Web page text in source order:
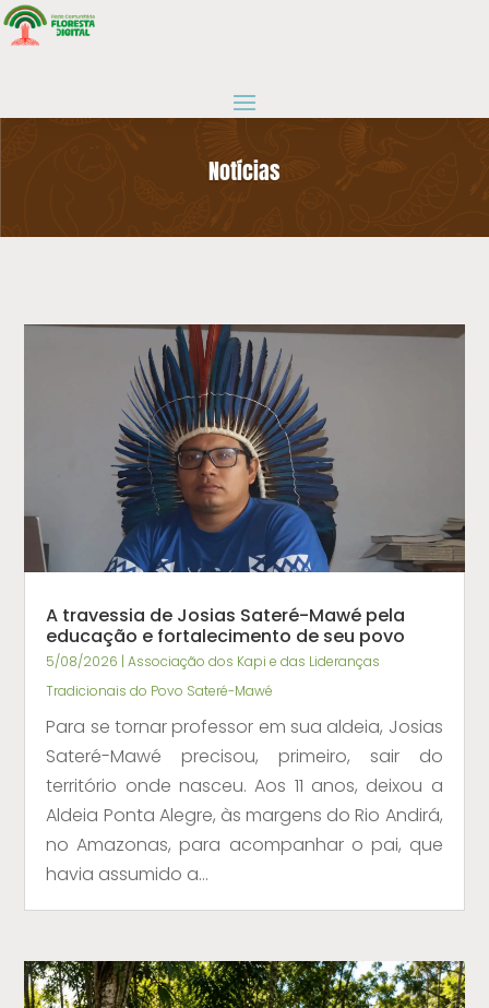
Notícias
A travessia de Josias Sateré-Mawé pela
educação e fortalecimento de seu povo
5/08/2026 |Associação dos Kapi e das Lideranças
Tradicionais do Povo Sateré-Mawé
Para se tornar professor em sua aldeia, Josias
Sateré-Mawé precisou, primeiro, sair do
território onde nasceu. Aos 11 anos, deixou a
Aldeia Ponta Alegre, às margens do Rio Andirá,
no Amazonas, para acompanhar o pai, que
havia assumido a...